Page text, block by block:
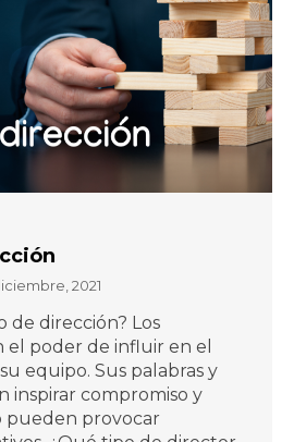
2021
de dirección? Los
el poder de influir en el
equipo. Sus palabras y
inspirar compromiso y
pueden provocar